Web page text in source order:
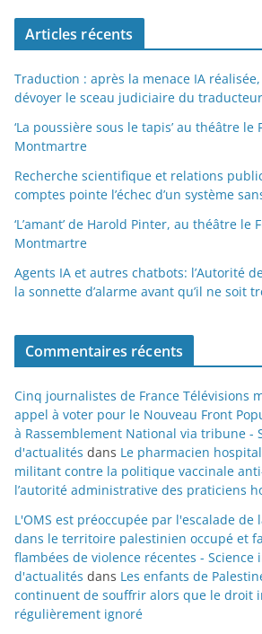
Articles récents
Traduction : après la menace IA
dévoyer le sceau judiciaire du
‘La poussière sous le tapis’ au théâtre le
Montmartre
Recherche scientifique et relations
comptes pointe l’échec d’un système
‘L’amant’ de Harold Pinter, au théâtre le
Montmartre
Agents IA et autres chatbots: l’Autorité
la sonnette d’alarme avant qu’il ne soit
Commentaires récents
Cinq journalistes de France Télévisions
appel à voter pour le Nouveau Front
à Rassemblement National via tribune -
d'actualités dans Le pharmacien
militant contre la politique vaccinale
l’autorité administrative des praticiens
L'OMS est préoccupée par l'escalade de
dans le territoire palestinien occupé et
flambées de violence récentes - Science
d'actualités dans Les enfants de
continuent de souffrir alors que le droit
régulièrement ignoré